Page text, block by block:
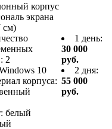
корпус
экрана
см)
2
10
корпуса:
белый
1 день:
30 000
руб.
2 дня:
55 000
руб.